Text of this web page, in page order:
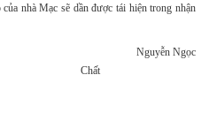
nhà Mạc sẽ dần được tái hiện trong nhận
Nguyễn Ngọc
Chất